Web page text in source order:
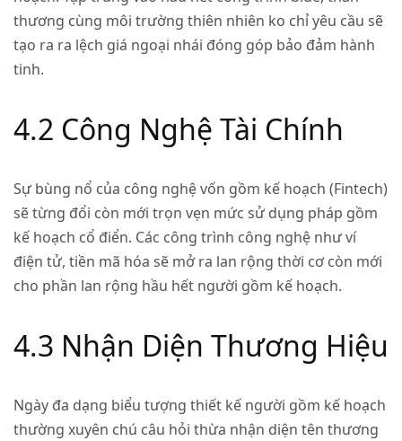
thương cùng môi trường thiên nhiên ko chỉ yêu cầu sẽ
tạo ra ra lệch giá ngoại nhái đóng góp bảo đảm hành
tinh.
4.2 Công Nghệ Tài Chính
Sự bùng nổ của công nghệ vốn gồm kế hoạch (Fintech)
sẽ từng đổi còn mới trọn vẹn mức sử dụng pháp gồm
kế hoạch cổ điển. Các công trình công nghệ như ví
điện tử, tiền mã hóa sẽ mở ra lan rộng thời cơ còn mới
cho phần lan rộng hầu hết người gồm kế hoạch.
4.3 Nhận Diện Thương Hiệu
Ngày đa dạng biểu tượng thiết kế người gồm kế hoạch
thường xuyên chú câu hỏi thừa nhận diện tên thương